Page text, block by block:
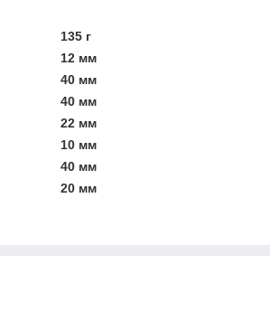
135 г
12 мм
40 мм
40 мм
22 мм
10 мм
40 мм
20 мм